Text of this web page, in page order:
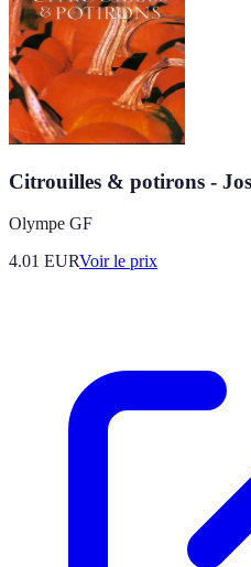
Citrouilles & potirons -
Olympe GF
4.01 EURVoir le prix